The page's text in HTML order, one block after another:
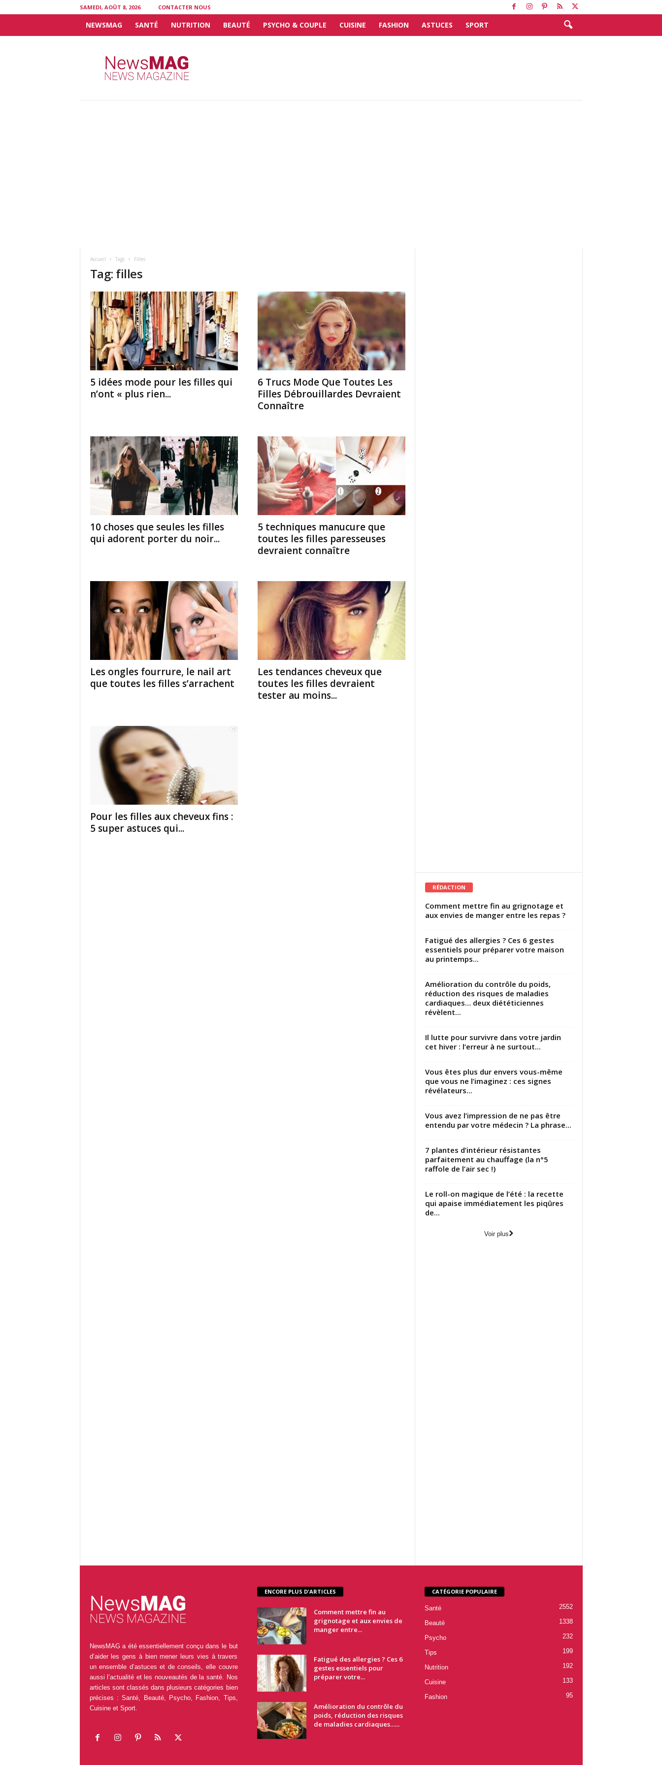
SAMEDI, AOÛT 8, 2026 CONTACTER NOUS
NEWSMAG SANTÉ NUTRITION BEAUTÉ PSYCHO & COUPLE CUISINE FASHION ASTUCES SPORT
Accueil Tags Filles
Tag: filles
5 idées mode pour les filles qui
n’ont « plus rien...
6 Trucs Mode Que Toutes Les
Filles Débrouillardes Devraient
Connaître
10 choses que seules les filles
qui adorent porter du noir...
5 techniques manucure que
toutes les filles paresseuses
devraient connaître
Les ongles fourrure, le nail art
que toutes les filles s’arrachent
Les tendances cheveux que
toutes les filles devraient
tester au moins...
Pour les filles aux cheveux fins :
5 super astuces qui...
RÉDACTION
Comment mettre fin au grignotage et
aux envies de manger entre les repas ?
Fatigué des allergies ? Ces 6 gestes
essentiels pour préparer votre maison
au printemps...
Amélioration du contrôle du poids,
réduction des risques de maladies
cardiaques… deux diététiciennes
révèlent...
Il lutte pour survivre dans votre jardin
cet hiver : l’erreur à ne surtout...
Vous êtes plus dur envers vous-même
que vous ne l’imaginez : ces signes
révélateurs...
Vous avez l’impression de ne pas être
entendu par votre médecin ? La phrase...
7 plantes d’intérieur résistantes
parfaitement au chauffage (la n°5
raffole de l’air sec !)
Le roll-on magique de l’été : la recette
qui apaise immédiatement les piqûres
de...
Voir plus
NewsMAG a été essentiellement conçu dans le but
d’aider les gens à bien mener leurs vies à travers
un ensemble d’astuces et de conseils, elle couvre
aussi l’actualité et les nouveautés de la santé. Nos
articles sont classés dans plusieurs catégories bien
précises : Santé, Beauté, Psycho, Fashion, Tips,
Cuisine et Sport.
ENCORE PLUS D'ARTICLES
Comment mettre fin au
grignotage et aux envies de
manger entre...
Fatigué des allergies ? Ces 6
gestes essentiels pour
préparer votre...
Amélioration du contrôle du
poids, réduction des risques
de maladies cardiaques…...
CATÉGORIE POPULAIRE
Santé 2552
Beauté 1338
Psycho 232
Tips 199
Nutrition 192
Cuisine 133
Fashion 95